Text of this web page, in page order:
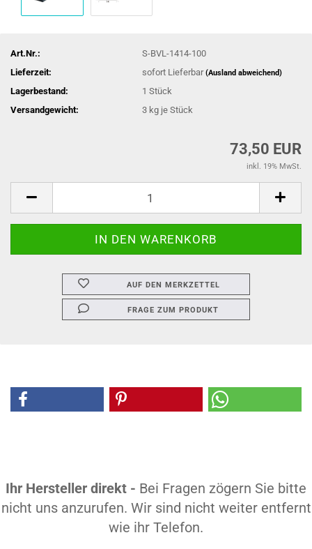
Art.Nr.:
S-BVL-1414-100
Lieferzeit:
sofort Lieferbar(Ausland abweichend)
Lagerbestand: 1Stück
Versandgewicht:
3 kg je Stück
73,50 EUR
inkl. 19% MwSt.
AUF DEN MERKZETTEL
FRAGE ZUM PRODUKT
Ihr Hersteller direkt - Bei Fragen zögern Sie bitte
nicht uns anzurufen. Wir sind nicht weiter entfernt
wie ihr Telefon.